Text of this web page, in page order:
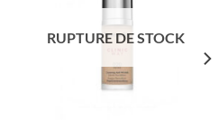
RUPTURE DE STOCK